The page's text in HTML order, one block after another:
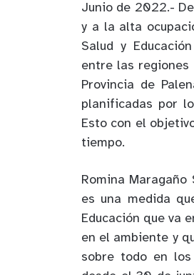
Junio de 2022.-
y a la alta
Salud y
entre las regiones
Provincia de
planificadas por
Esto con el
tiempo.
Romina
es una medida
Educación que va
en el ambiente y
sobre todo en